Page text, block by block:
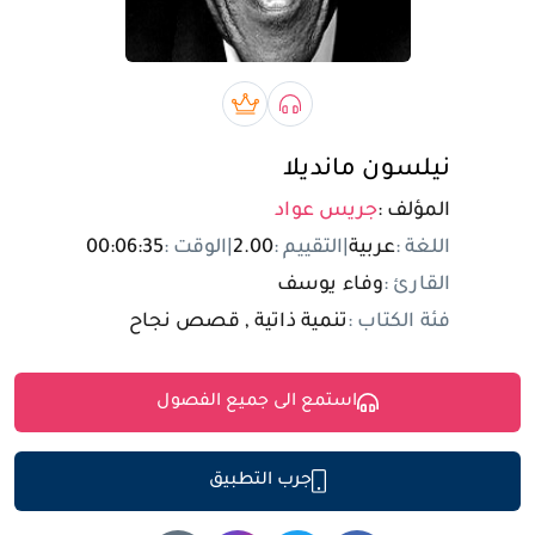
تسجيل الدخول
مستخدم جديد
صوتي bookبريميوم book
نيلسون مانديلا
المؤلف :جريس عواد
اللغة :عربية التقييم :2.00 الوقت :00:06:35
القارئ :وفاء يوسف
فئة الكتاب :تنمية ذاتية , قصص نجاح
استمع الى جميع الفصول
جرب التطبيق